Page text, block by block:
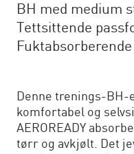
BH med medium
Tettsittende
Denne trenings-BH-
komfortabel og
AEROREADY
tørr og avkjølt. Det